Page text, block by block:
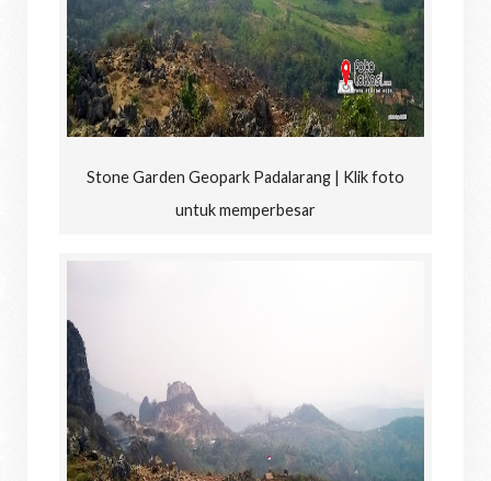
Stone Garden Geopark Padalarang | Klik foto
untuk memperbesar